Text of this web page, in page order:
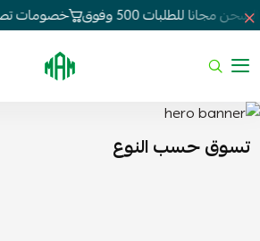
مجانا للطلبات 500 وفوق خصومات تصل
الموسى
تسوق حسب النوع